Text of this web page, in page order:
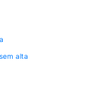
em alta